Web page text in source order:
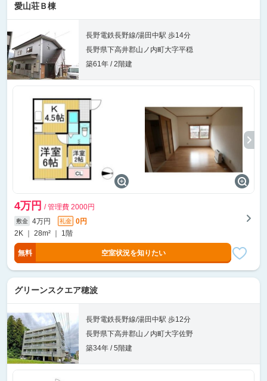
愛山荘Ｂ棟
長野電鉄長野線/湯田中駅 歩14分
長野県下高井郡山ノ内町大字平穏
築61年 / 2階建
4万円 / 管理費 2000円
敷金 4万円 礼金
0円
2K ｜ 28m² ｜ 1階
無料 空室状況を知りたい
グリーンスクエア穂波
長野電鉄長野線/湯田中駅 歩12分
長野県下高井郡山ノ内町大字佐野
築34年 / 5階建